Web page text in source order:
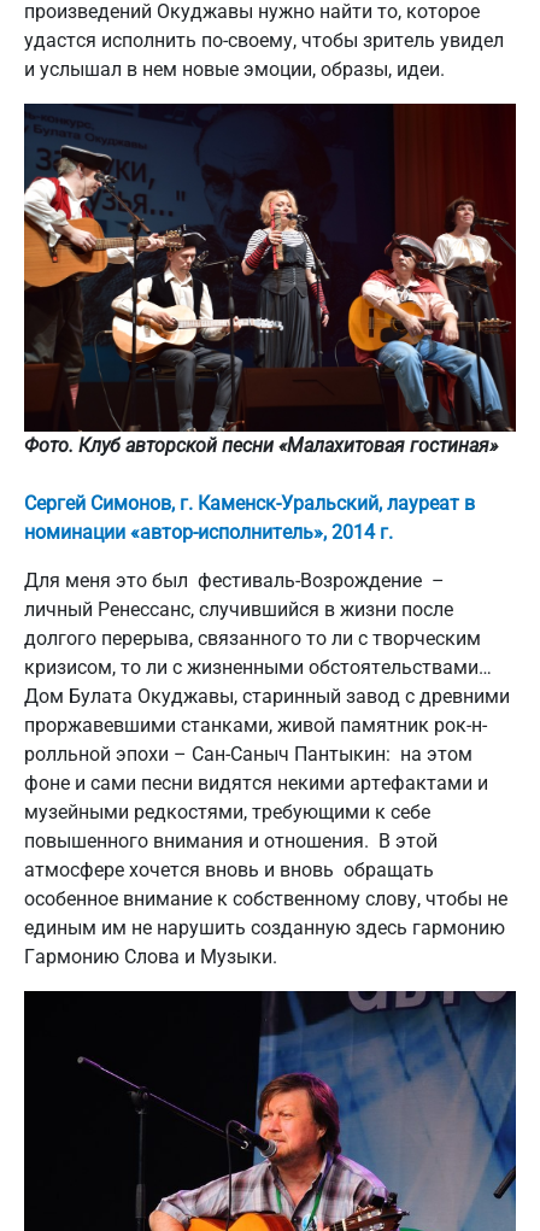
произведений Окуджавы нужно найти то, которое
удастся исполнить по-своему, чтобы зритель увидел
и услышал в нем новые эмоции, образы, идеи.
Фото. Клуб авторской песни «Малахитовая гостиная»
Сергей Симонов, г. Каменск-Уральский, лауреат в
номинации «автор-исполнитель», 2014 г.
Для меня это был фестиваль-Возрождение –
личный Ренессанс, случившийся в жизни после
долгого перерыва, связанного то ли с творческим
кризисом, то ли с жизненными обстоятельствами…
Дом Булата Окуджавы, старинный завод с древними
проржавевшими станками, живой памятник рок-н-
ролльной эпохи – Сан-Саныч Пантыкин: на этом
фоне и сами песни видятся некими артефактами и
музейными редкостями, требующими к себе
повышенного внимания и отношения. В этой
атмосфере хочется вновь и вновь обращать
особенное внимание к собственному слову, чтобы не
единым им не нарушить созданную здесь гармонию
Гармонию Слова и Музыки.